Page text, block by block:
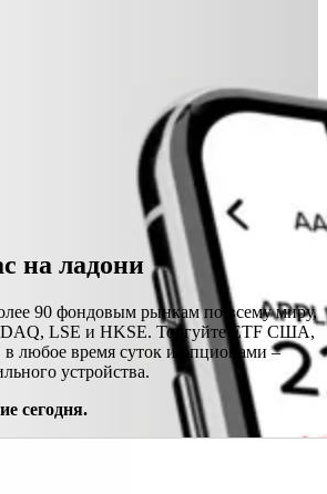
на ладони
90 фондовым рынкам по всему миру,
LSE и HKSE. Торгуйте ETF США,
любое время суток и опционами –
устройства.
сегодня.